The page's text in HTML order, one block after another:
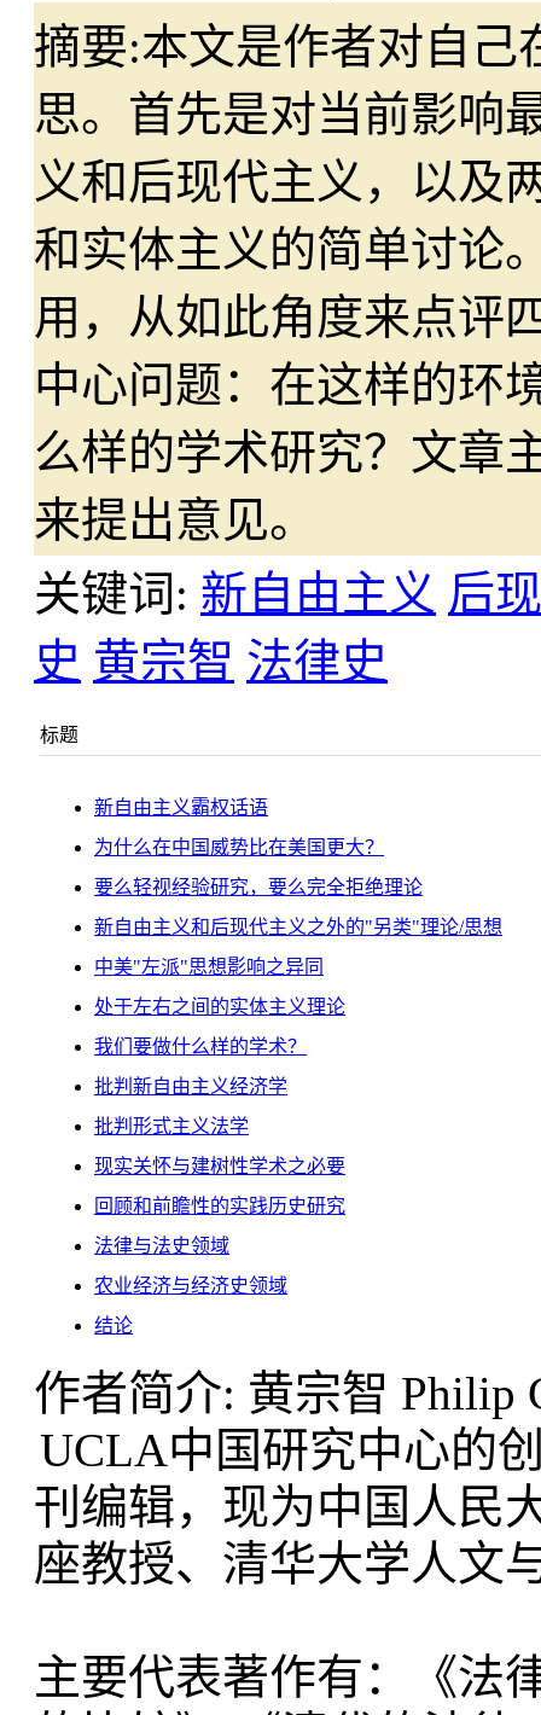
摘要:本文是作者对自己
思。首先是对当前影
义和后现代主义，以
和实体主义的简单讨论
用，从如此角度来点评
中心问题：在这样的环
么样的学术研究？文章
来提出意见。
关键词: 新自由主义 后
史 黄宗智 法律史
标题
新自由主义霸权话语
为什么在中国威势比在美国更大？
要么轻视经验研究，要么完全拒绝理论
新自由主义和后现代主义之外的"另类"理论/思想
中美"左派"思想影响之异同
处于左右之间的实体主义理论
我们要做什么样的学术？
批判新自由主义经济学
批判形式主义法学
现实关怀与建树性学术之必要
回顾和前瞻性的实践历史研究
法律与法史领域
农业经济与经济史领域
结论
作者简介: 黄宗智 Philip
UCLA中国研究中心的
刊编辑，现为中国人民
座教授、清华大学人文
主要代表著作有：《法